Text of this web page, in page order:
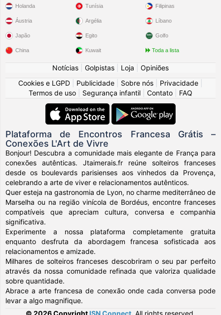
Holanda
Áustria
Japão
China
Tunísia
Argélia
Egito
Kuwait
Filipinas
Líbano
Golfo
Toda a lista
Notícias Golpistas Loja
Opiniões
Cookies e LGPD
Publicidade Sobre nós Privacidade
Termos de uso
Segurança infantil Contato FAQ
Plataforma de Encontros Francesa Grátis –
Conexões L'Art de Vivre
Bonjour! Descubra a comunidade mais elegante de França para
conexões autênticas. Jtaimerais.fr reúne solteiros franceses
desde os boulevards parisienses aos vinhedos da Provença,
celebrando a arte de viver e relacionamentos autênticos.
Quer esteja na gastronomia de Lyon, no charme mediterrâneo de
Marselha ou na região vinícola de Bordéus, encontre franceses
compatíveis que apreciam cultura, conversa e companhia
significativa.
Experimente a nossa plataforma completamente gratuita
enquanto desfruta da abordagem francesa sofisticada aos
relacionamentos e amizade.
Milhares de solteiros franceses descobriram o seu par perfeito
através da nossa comunidade refinada que valoriza qualidade
sobre quantidade.
Abrace a arte francesa de conexão onde cada conversa pode
levar a algo magnifique.
© 2026 Copyright ISN Connect All rights reserved.